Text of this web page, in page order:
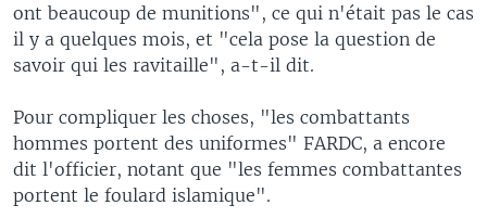
ont beaucoup de munitions", ce qui n'était pas le cas
il y a quelques mois, et "cela pose la question de
savoir qui les ravitaille", a-t-il dit.
Pour compliquer les choses, "les combattants
hommes portent des uniformes" FARDC, a encore
dit l'officier, notant que "les femmes combattantes
portent le foulard islamique".